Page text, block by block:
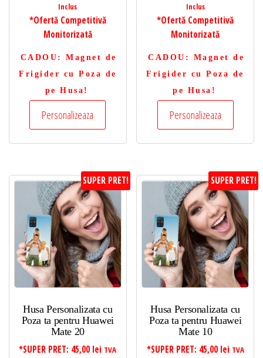
Inclus
*Ofertă Competitivă
Monitorizată
CADOU : Magnet de
Frigider cu Poza de
pe Husa!
Personalizeaza
Inclus
*Ofertă Competitivă
Monitorizată
CADOU : Magnet de
Frigider cu Poza de
pe Husa!
Personalizeaza
SUPER PRET!
Husa Personalizata cu
Poza ta pentru Huawei
Mate 20
*SUPER PRET: 45,00 lei TVA
SUPER PRET!
Husa Personalizata cu
Poza ta pentru Huawei
Mate 10
*SUPER PRET: 45,00 lei TVA